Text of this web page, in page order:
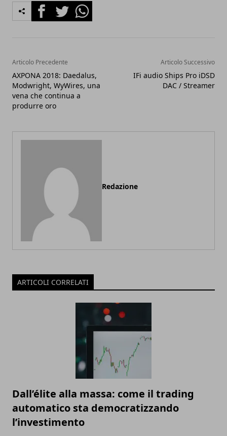
FacebookTwitterWhatsapp
Articolo Precedente
AXPONA 2018: Daedalus,
Modwright, WyWires, una
vena che continua a
produrre oro
Articolo Successivo
IFi audio Ships Pro iDSD
DAC / Streamer
Redazione
ARTICOLI CORRELATI
Dall’élite alla massa: come il trading
automatico sta democratizzando
l’investimento